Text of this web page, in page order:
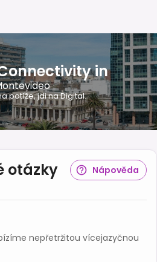
in
potíže, jdi na Digital.
otázky Nápověda
nepřetržitou vícejazyčnou